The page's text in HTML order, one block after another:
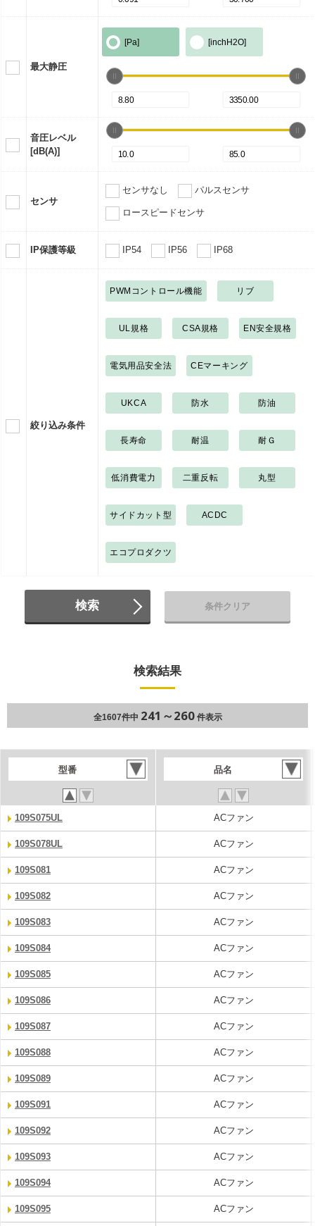
最大静圧
[Pa] [inchH2O]
音圧レベル
[dB(A)]
センサ
センサなし パルスセンサ
ロースピードセンサ
IP保護等級 IP54 IP56 IP68
絞り込み条件
PWMコントロール機能 リブ
UL規格 CSA規格 EN安全規格
電気用品安全法 CEマーキング
UKCA 防水 防油
長寿命 耐温 耐Ｇ
低消費電力 二重反転 丸型
サイドカット型 ACDC
エコプロダクツ
検索 条件クリア
検索結果
全1607件中 241～260件表示
型番 品名
109S075UL ACファン
109S078UL ACファン
109S081 ACファン
109S082 ACファン
109S083 ACファン
109S084 ACファン
109S085 ACファン
109S086 ACファン
109S087 ACファン
109S088 ACファン
109S089 ACファン
109S091 ACファン
109S092 ACファン
109S093 ACファン
109S094 ACファン
109S095 ACファン